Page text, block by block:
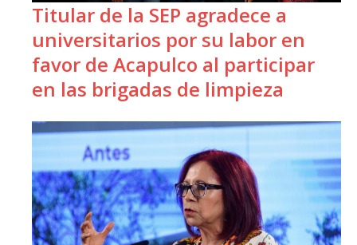
Titular de la SEP agradece a
universitarios por su labor en
favor de Acapulco al participar
en las brigadas de limpieza